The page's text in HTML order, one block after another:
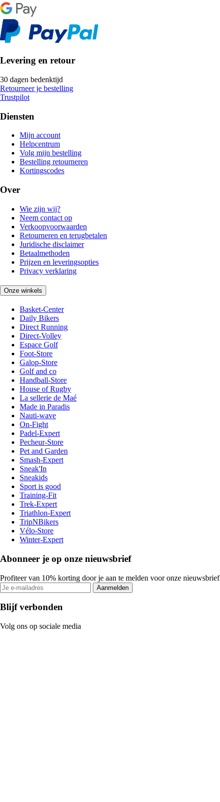
Levering en retour
30 dagen bedenktijd
Retourneer je bestelling
Trustpilot
Diensten
Mijn account
Helpcentrum
Volg mijn bestelling
Bestelling retourneren
Kortingscodes
Over
Wie zijn wij?
Neem contact op
Verkoopvoorwaarden
Retourneren en terugbetalen
Juridische disclaimer
Betaalmethoden
Prijzen en leveringsopties
Privacy verklaring
Onze winkels
Basket-Center
Daily Bikers
Direct Running
Direct-Volley
Espace Golf
Foot-Store
Galop-Store
Golf and co
Handball-Store
House of Rugby
La sellerie de Maé
Made in Paradis
Nauti-wave
On-Fight
Padel-Expert
Pecheur-Store
Pet and Garden
Smash-Expert
Sneak'In
Sneakids
Sport is good
Training-Fit
Trek-Expert
Triathlon-Expert
TripNBikers
Vélo-Store
Winter-Expert
Abonneer je op onze nieuwsbrief
Profiteer van 10% korting door je aan te melden voor onze nieuwsbrief
Aanmelden
Blijf verbonden
Volg ons op sociale media